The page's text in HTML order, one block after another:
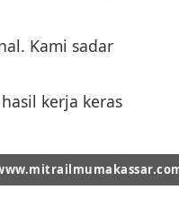
Kami sadar
kerja keras